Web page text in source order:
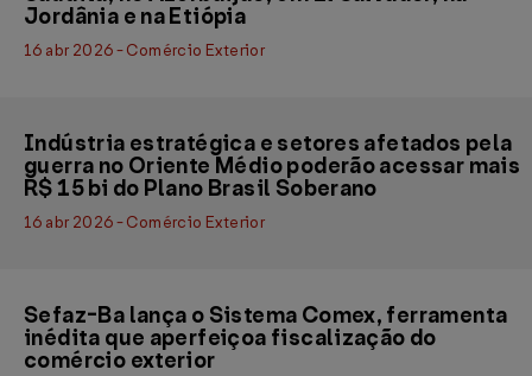
Jordânia e na Etiópia
16 abr 2026 - Comércio Exterior
Indústria estratégica e setores afetados pela
guerra no Oriente Médio poderão acessar mais
R$ 15 bi do Plano Brasil Soberano
16 abr 2026 - Comércio Exterior
Sefaz-Ba lança o Sistema Comex, ferramenta
inédita que aperfeiçoa fiscalização do
comércio exterior